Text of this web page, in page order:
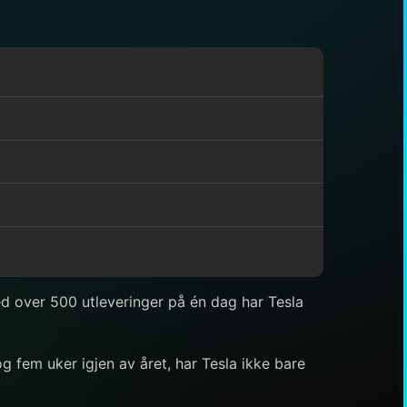
over 500 utleveringer på én dag har Tesla
fem uker igjen av året, har Tesla ikke bare